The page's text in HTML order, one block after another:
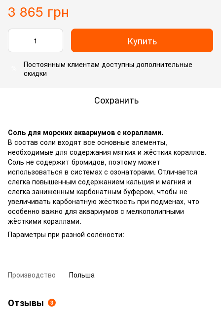
3 865 грн
Купить
Постоянным клиентам доступны дополнительные
скидки
Сохранить
Соль для морских аквариумов с кораллами.
В состав соли входят все основные элементы,
необходимые для содержания мягких и жёстких кораллов.
Соль не содержит бромидов, поэтому может
использоваться в системах с озонаторами. Отличается
слегка повышенным содержанием кальция и магния и
слегка заниженным карбонатным буфером, чтобы не
увеличивать карбонатную жёсткость при подменах, что
особенно важно для аквариумов с мелкополипными
жёсткими кораллами.
Параметры при разной солёности:
Производство Польша
Отзывы 3